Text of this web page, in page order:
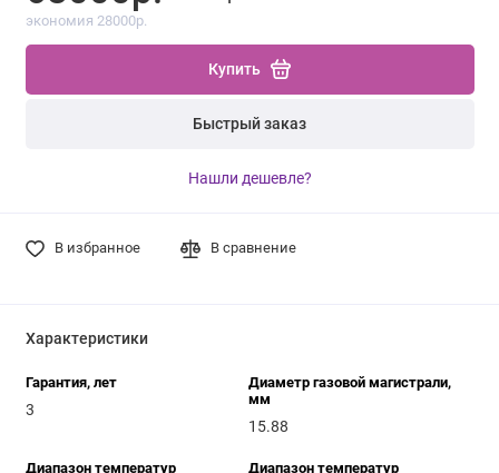
экономия 28000р.
Купить
Быстрый заказ
Нашли дешевле?
В избранное В сравнение
Характеристики
Гарантия, лет
3
Диаметр газовой магистрали,
мм
15.88
Диапазон температур
Диапазон температур